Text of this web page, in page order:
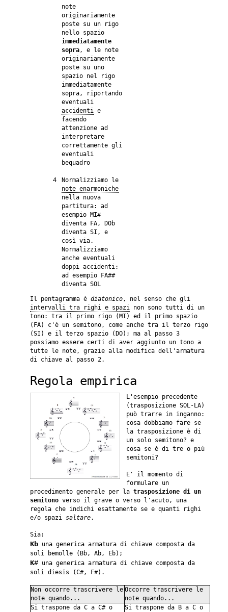
note
originariamente
poste su un rigo
nello spazio
immediatamente
sopra, e le note
originariamente
poste su uno
spazio nel rigo
immediatamente
sopra, riportando
eventuali
accidentie
facendo
attenzione ad
interpretare
correttamente gli
eventuali
bequadro
4
Normalizziamo le
note enarmoniche
nella nuova
partitura: ad
esempio MI#
diventa FA, DOb
diventa SI, e
così via.
Normalizziamo
anche eventuali
doppi accidenti:
ad esempio FA##
diventa SOL
Il pentagramma è diatonico, nel senso che gli
intervalli tra righi e spazi non sono tutti di un
tono: tra il primo rigo (MI) ed il primo spazio
(FA) c'è un semitono, come anche tra il terzo rigo
(SI) e il terzo spazio (DO); ma al passo 3
possiamo essere certi di aver aggiunto un tono a
tutte le note, grazie alla modifica dell'armatura
di chiave al passo 2.
Regola empirica
L'esempio precedente
(trasposizione SOL-LA)
può trarre in inganno:
cosa dobbiamo fare se
la trasposizione è di
un solo semitono? e
cosa se è di tre o più
semitoni?
E' il momento di
formulare un
procedimento generale per la trasposizione di un
semitono verso il grave o verso l'acuto, una
regola che indichi esattamente se e quanti righi
e/o spazi saltare.
Sia:
Kb una generica armatura di chiave composta da
soli bemolle (Bb, Ab, Eb);
K# una generica armatura di chiave composta da
soli diesis (C#, F#).
Non occorre trascrivere le
note quando...
Occorre trascrivere le
note quando...
Si traspone da C a C# o
Si traspone da B a C o